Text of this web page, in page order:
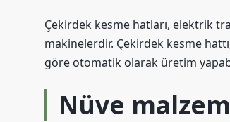
Çekirdek kesme hatları, elektrik
makinelerdir. Çekirdek kesme
göre otomatik olarak üretim
Nüve